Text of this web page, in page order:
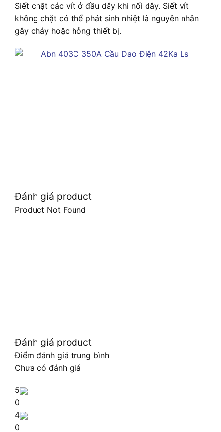
Siết chặt các vít ở đầu dây khi nối dây. Siết vít
không chặt có thể phát sinh nhiệt là nguyên nhân
gây cháy hoặc hỏng thiết bị.
Đánh giá product
Product Not Found
Đánh giá product
Điểm đánh giá trung bình
Chưa có đánh giá
5
0
4
0